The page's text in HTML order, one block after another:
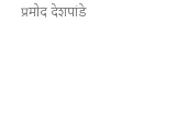
प्रमोद देशपांडे